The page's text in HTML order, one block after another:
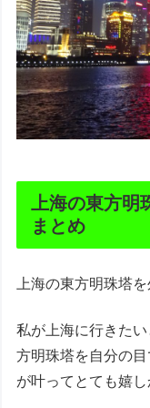
上海の東方明
まとめ
上海の東方明珠塔
私が上海に行きた
方明珠塔を自分の
が叶ってとても嬉し